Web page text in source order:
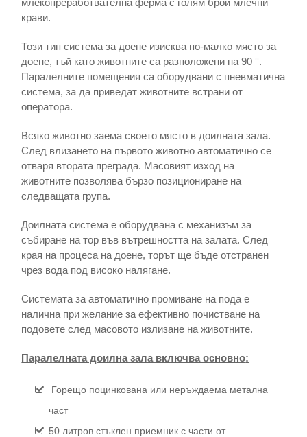
крави.
Този тип система за доене изисква по-малко място за
доене, тъй като животните са разположени на 90 °.
Паралелните помещения са оборудвани с пневматична
система, за да приведат животните встрани от
оператора.
Всяко животно заема своето място в доилната зала.
След влизането на първото животно автоматично се
отваря втората преграда. Масовият изход на
животните позволява бързо позициониране на
следващата група.
Доилната система е оборудвана с механизъм за
събиране на тор във вътрешността на залата. След
края на процеса на доене, торът ще бъде отстранен
чрез вода под високо налягане.
Системата за автоматично промиване на пода е
налична при желание за ефективно почистване на
подовете след масовото излизане на животните.
Паралелната доилна зала включва основно:
Горещо поцинкована или неръждаема метална
част
50 литров стъклен приемник с части от